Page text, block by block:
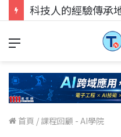
科技人找工作，就
首頁 / 課程回顧 - AI學院